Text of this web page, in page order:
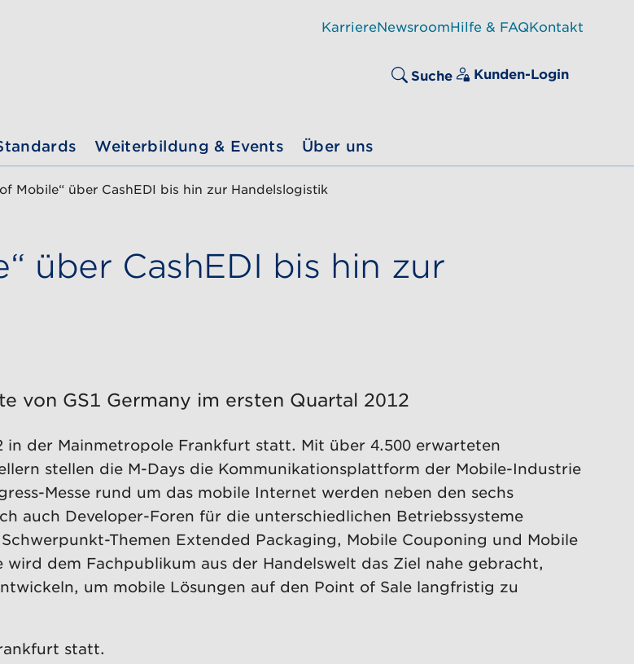
KarriereNewsroomHilfe & FAQKontakt
Suche Kunden-Login
Weiterbildung & Events Über uns
Mobile“ über CashEDI bis hin zur Handelslogistik
über CashEDI bis hin zur
von GS1 Germany im ersten Quartal 2012
in der Mainmetropole Frankfurt statt. Mit über 4.500 erwarteten
stellen die M-Days die Kommunikationsplattform der Mobile-Industrie
Messe rund um das mobile Internet werden neben den sechs
auch Developer-Foren für die unterschiedlichen Betriebssysteme
Themen Extended Packaging, Mobile Couponing und Mobile
dem Fachpublikum aus der Handelswelt das Ziel nahe gebracht,
um mobile Lösungen auf den Point of Sale langfristig zu
statt.